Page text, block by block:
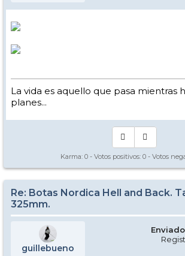
La vida es aquello que pasa mientras
planes...
Karma: 0 - Votos positivos: 0 - Votos
Re: Botas Nordica Hell and Back.
325mm.
guillebueno